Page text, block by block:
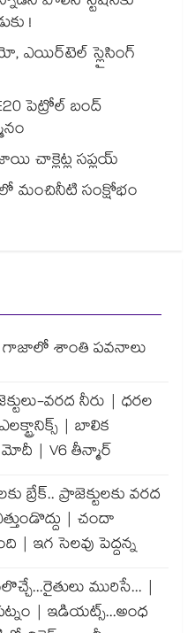
!
ఎయిర్‌టెల్ స్లైసింగ్
పెట్రోల్ బంద్
చాక్లెట్ల సప్లయ్
మంచినీటి సంక్షోభం
: గాజాలో శాంతి పవనాలు
వరద నీరు | ధరల
| బాలిక
| V6 తీన్మార్
బ్రేక్.. ప్రాజెక్టులకు వరద
| చందా
| ఇగ సెలవు పెద్దన్న
మురిసే... |
| ఇడియట్స్...అంధ